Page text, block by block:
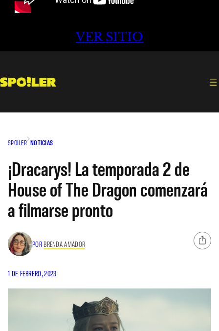
VER SITIO
SPOILER NOTICIAS
¡Dracarys! La temporada 2 de
House of The Dragon comenzará
a filmarse pronto
POR BRENDA AMADOR
1 DE FEBRERO, 2023